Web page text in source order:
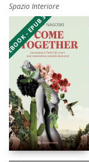
Spazio Interiore
EBOOK - EPUB 3